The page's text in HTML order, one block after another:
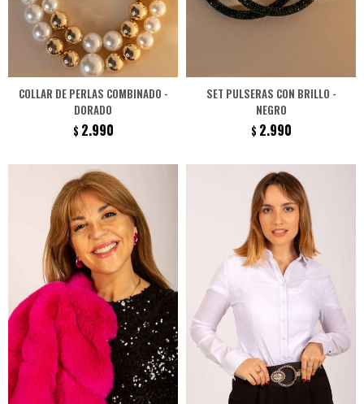
COLLAR DE PERLAS COMBINADO -
DORADO
$ 2.990
SET PULSERAS CON BRILLO -
NEGRO
$ 2.990